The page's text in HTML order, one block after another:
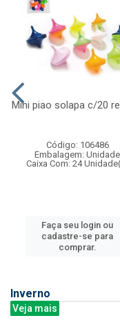
Mini piao solapa c/20
Código: 106486
Embalagem: Unidade
Caixa Com: 24
Faça seu login ou
cadastre-se para
comprar.
Inverno
Veja mais